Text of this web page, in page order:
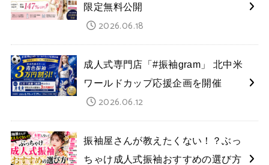
限定無料公開
2026.06.18
成人式専門店「#振袖gram」 北中米
ワールドカップ応援企画を開催
2026.06.12
振袖屋さんが教えたくない！？ぶっ
ちゃけ成人式振袖おすすめの選び方